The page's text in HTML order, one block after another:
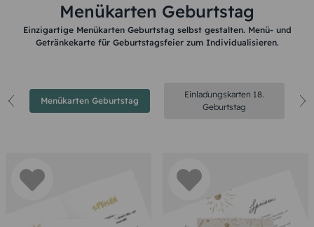
Menükarten Geburtstag
Einzigartige Menükarten Geburtstag selbst gestalten. Menü- und
Getränkekarte für Geburtstagsfeier zum Individualisieren.
Menükarten Geburtstag
Einladungskarten 18.
Geburtstag